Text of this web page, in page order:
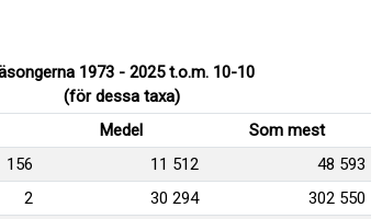
1973 - 2025 t.o.m. 10-10
(för dessa taxa)
Medel
Som mest
156 11 512
48 593
2 30 294
302 550